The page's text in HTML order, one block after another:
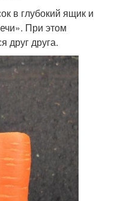
в глубокий ящик и
При этом
друг друга.